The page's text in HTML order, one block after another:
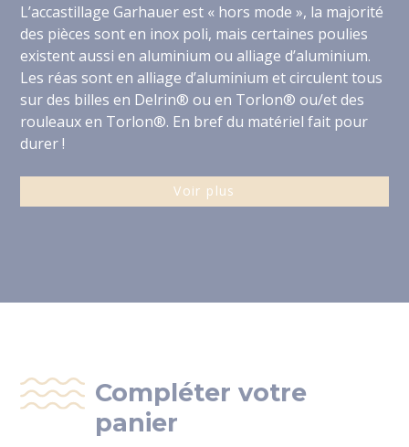
L’accastillage Garhauer est « hors mode », la majorité
des pièces sont en inox poli, mais certaines poulies
existent aussi en aluminium ou alliage d’aluminium.
Les réas sont en alliage d’aluminium et circulent tous
sur des billes en Delrin® ou en Torlon® ou/et des
rouleaux en Torlon®. En bref du matériel fait pour
durer !
Voir plus
Compléter votre
panier